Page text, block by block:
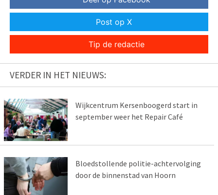
Post op X
Tip de redactie
VERDER IN HET NIEUWS:
Wijkcentrum Kersenboogerd start in
september weer het Repair Café
Bloedstollende politie-achtervolging
door de binnenstad van Hoorn